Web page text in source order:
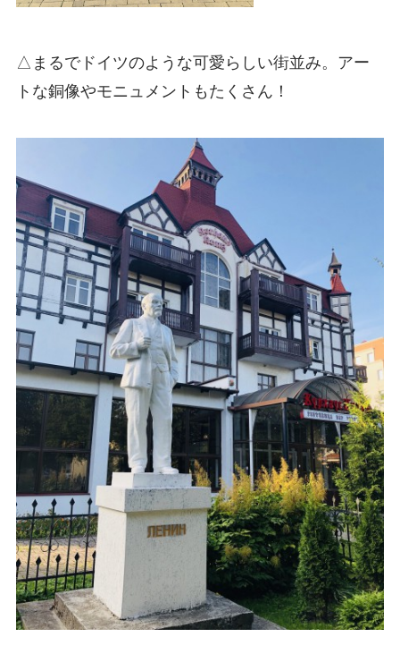
△まるでドイツのような可愛らしい街並み。アー
トな銅像やモニュメントもたくさん！